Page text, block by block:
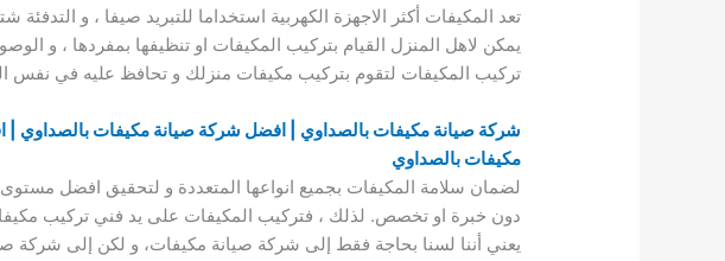
تعد المكيفات أكثر الاجهزة الكهربية استخداما للتبريد صيفا ، و
يمكن لاهل المنزل القيام بتركيب المكيفات او تنظيفها بمفردها ، و
تركيب المكيفات لتقوم بتركيب مكيفات منزلك و تحافظ عليه في نفس
شركة صيانة مكيفات بالصداوي | افضل شركة صيانة مكيفات
مكيفات بالصداوي
لضمان سلامة المكيفات بجميع انواعها المتعددة و لتحقيق افضل
دون خبرة او تخصص. لذلك ، فتركيب المكيفات على يد فني تركيب
يعني أننا لسنا بحاجة فقط إلى شركة صيانة مكيفات، و لكن إلى شركة